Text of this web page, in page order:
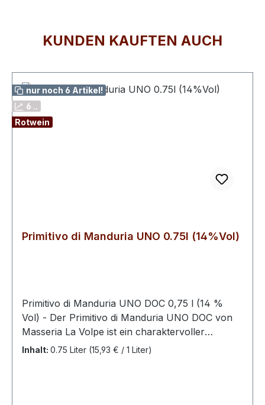
KUNDEN KAUFTEN AUCH
nur noch 6 Artikel!
6 ..
Rotwein
Primitivo di Manduria UNO 0.75l (14%Vol)
Primitivo di Manduria UNO DOC 0,75 l (14 %
Vol) - Der Primitivo di Manduria UNO DOC von
Masseria La Volpe ist ein charaktervoller
Rotwein aus der sonnenverwöhnten Region
Inhalt: 0.75 Liter (15,93 € / 1 Liter)